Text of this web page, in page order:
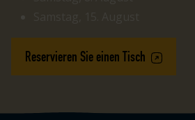
Reservieren Sie einen Tisch